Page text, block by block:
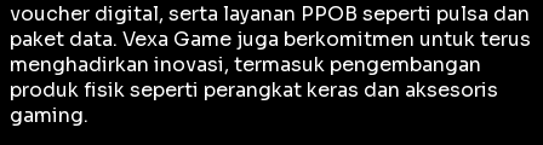
voucher digital, serta layanan PPOB seperti pulsa dan
paket data. Vexa Game juga berkomitmen untuk terus
menghadirkan inovasi, termasuk pengembangan
produk fisik seperti perangkat keras dan aksesoris
gaming.